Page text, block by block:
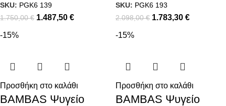
SKU: PGK6 139
1.750,00€ 1.487,50 €
SKU: PGK6 193
2.098,00€ 1.783,30 €
-15%
Προσθήκη στο καλάθι
BAMBAS Ψυγείο
-15%
Προσθήκη στο καλάθι
BAMBAS Ψυγείο